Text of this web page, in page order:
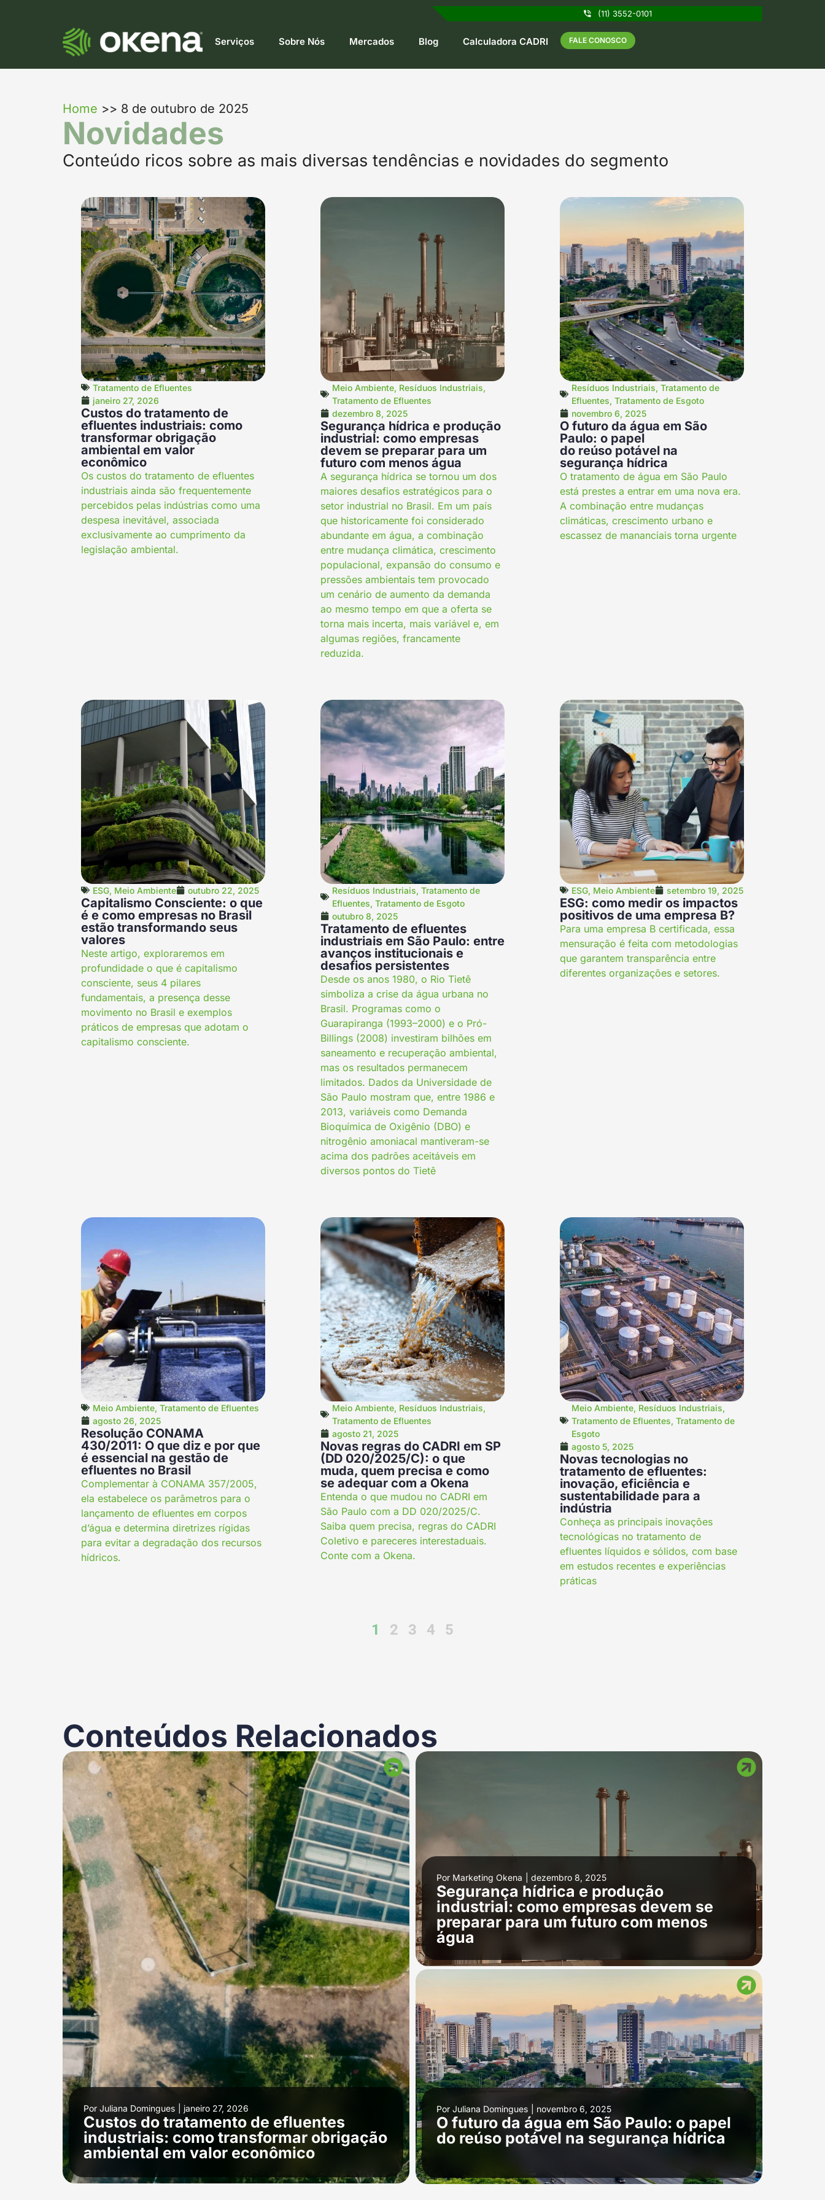
(11) 3552-0101
Serviços Sobre Nós Mercados Blog Calculadora CADRI FALE CONOSCO
Home >> 8 de outubro de 2025
Novidades
Conteúdo ricos sobre as mais diversas tendências e novidades do segmento
Tratamento de Efluentes
janeiro 27, 2026
Custos do tratamento de
efluentes industriais: como
transformar obrigação
ambiental em valor
econômico
Os custos do tratamento de efluentes
industriais ainda são frequentemente
percebidos pelas indústrias como uma
despesa inevitável, associada
exclusivamente ao cumprimento da
legislação ambiental.
Meio Ambiente, Resíduos Industriais,
Tratamento de Efluentes
dezembro 8, 2025
Segurança hídrica e produção
industrial: como empresas
devem se preparar para um
futuro com menos água
A segurança hídrica se tornou um dos
maiores desafios estratégicos para o
setor industrial no Brasil. Em um país
que historicamente foi considerado
abundante em água, a combinação
entre mudança climática, crescimento
populacional, expansão do consumo e
pressões ambientais tem provocado
um cenário de aumento da demanda
ao mesmo tempo em que a oferta se
torna mais incerta, mais variável e, em
algumas regiões, francamente
reduzida.
Resíduos Industriais, Tratamento de
Efluentes, Tratamento de Esgoto
novembro 6, 2025
O futuro da água em São
Paulo: o papel
do reúso potável na
segurança hídrica
O tratamento de água em São Paulo
está prestes a entrar em uma nova era.
A combinação entre mudanças
climáticas, crescimento urbano e
escassez de mananciais torna urgente
ESG, Meio Ambiente outubro 22, 2025
Capitalismo Consciente: o que
é e como empresas no Brasil
estão transformando seus
valores
Neste artigo, exploraremos em
profundidade o que é capitalismo
consciente, seus 4 pilares
fundamentais, a presença desse
movimento no Brasil e exemplos
práticos de empresas que adotam o
capitalismo consciente.
Resíduos Industriais, Tratamento de
Efluentes, Tratamento de Esgoto
outubro 8, 2025
Tratamento de efluentes
industriais em São Paulo: entre
avanços institucionais e
desafios persistentes
Desde os anos 1980, o Rio Tietê
simboliza a crise da água urbana no
Brasil. Programas como o
Guarapiranga (1993–2000) e o Pró-
Billings (2008) investiram bilhões em
saneamento e recuperação ambiental,
mas os resultados permanecem
limitados. Dados da Universidade de
São Paulo mostram que, entre 1986 e
2013, variáveis como Demanda
Bioquímica de Oxigênio (DBO) e
nitrogênio amoniacal mantiveram-se
acima dos padrões aceitáveis em
diversos pontos do Tietê
ESG, Meio Ambiente setembro 19, 2025
ESG: como medir os impactos
positivos de uma empresa B?
Para uma empresa B certificada, essa
mensuração é feita com metodologias
que garantem transparência entre
diferentes organizações e setores.
Meio Ambiente, Tratamento de Efluentes
agosto 26, 2025
Resolução CONAMA
430/2011: O que diz e por que
é essencial na gestão de
efluentes no Brasil
Complementar à CONAMA 357/2005,
ela estabelece os parâmetros para o
lançamento de efluentes em corpos
d’água e determina diretrizes rígidas
para evitar a degradação dos recursos
hídricos.
Meio Ambiente, Resíduos Industriais,
Tratamento de Efluentes
agosto 21, 2025
Novas regras do CADRI em SP
(DD 020/2025/C): o que
muda, quem precisa e como
se adequar com a Okena
Entenda o que mudou no CADRI em
São Paulo com a DD 020/2025/C.
Saiba quem precisa, regras do CADRI
Coletivo e pareceres interestaduais.
Conte com a Okena.
Meio Ambiente, Resíduos Industriais,
Tratamento de Efluentes, Tratamento de
Esgoto
agosto 5, 2025
Novas tecnologias no
tratamento de efluentes:
inovação, eficiência e
sustentabilidade para a
indústria
Conheça as principais inovações
tecnológicas no tratamento de
efluentes líquidos e sólidos, com base
em estudos recentes e experiências
práticas
1 2 3 4 5
Conteúdos Relacionados
Por Juliana Domingues janeiro 27, 2026
Custos do tratamento de efluentes
industriais: como transformar obrigação
ambiental em valor econômico
Por Marketing Okena dezembro 8, 2025
Segurança hídrica e produção
industrial: como empresas devem se
preparar para um futuro com menos
água
Por Juliana Domingues novembro 6, 2025
O futuro da água em São Paulo: o papel
do reúso potável na segurança hídrica